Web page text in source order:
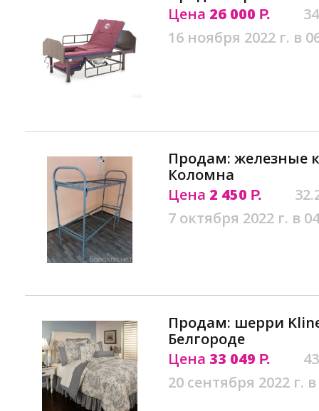
Цена 26 000 Р.
16 ноября 2022 г. в
Продам: железные
Коломна
Цена 2 450 Р.
7 октября 2022 г. в
Продам: шерри
Белгороде
Цена 33 049 Р.
20 сентября 2022 г.